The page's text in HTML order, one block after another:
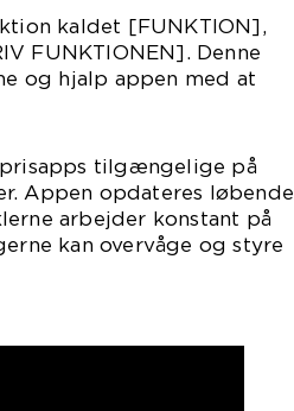
kaldet [FUNKTION],
FUNKTIONEN]. Denne
og hjalp appen med at
tilgængelige på
Appen opdateres løbende
arbejder konstant på
kan overvåge og styre